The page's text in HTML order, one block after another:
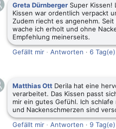
Greta Dürnberger Super
Kissen war ordentlich verpackt
Zudem riecht es angenehm.
wache ich erholt und ohne
Empfehlung meinerseits.
Gefällt mir · Antworten · 6 Tag(e)
Matthias Ott Derila hat eine
verarbeitet. Das Kissen passt
mir ein gutes Gefühl. Ich
und Nackenschmerzen sind
Gefällt mir · Antworten · 9 Tag(e)